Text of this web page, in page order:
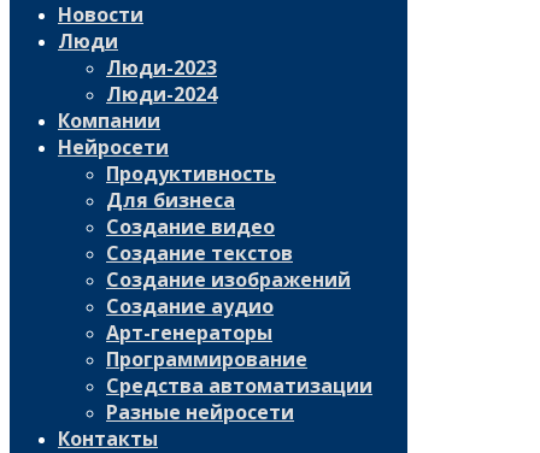
Новости
Люди
Люди-2023
Люди-2024
Компании
Нейросети
Продуктивность
Для бизнеса
Создание видео
Создание текстов
Создание изображений
Создание аудио
Арт-генераторы
Программирование
Средства автоматизации
Разные нейросети
Контакты